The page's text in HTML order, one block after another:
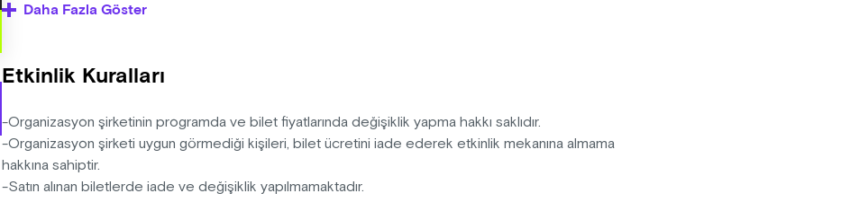
öğrenelim. Siz de oyunun bir parçası olmaya hazırsanız bu eğlenceli komediyi kaçırmayın!
Yazan: Aziz Nesin
Yöneten-Dramaturji: Metin Zakoğlu
Dekor-Kostüm: Tuğba Zakoğlu
Işık-Müzik: İrem Özer
Daha Fazla Göster
Etkinlik Kuralları
-Organizasyon şirketinin programda ve bilet fiyatlarında değişiklik yapma hakkı saklıdır.
-Organizasyon şirketi uygun görmediği kişileri, bilet ücretini iade ederek etkinlik mekanına almama
hakkına sahiptir.
-Satın alınan biletlerde iade ve değişiklik yapılmamaktadır.